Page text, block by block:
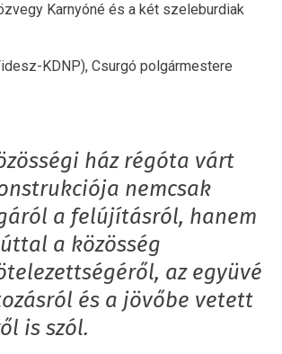
Karnyóné és a két szeleburdiak
KDNP), Csurgó polgármestere
ház régóta várt
nemcsak
a felújításról, hanem
a közösség
az együvé
és a jövőbe vetett
is szól.